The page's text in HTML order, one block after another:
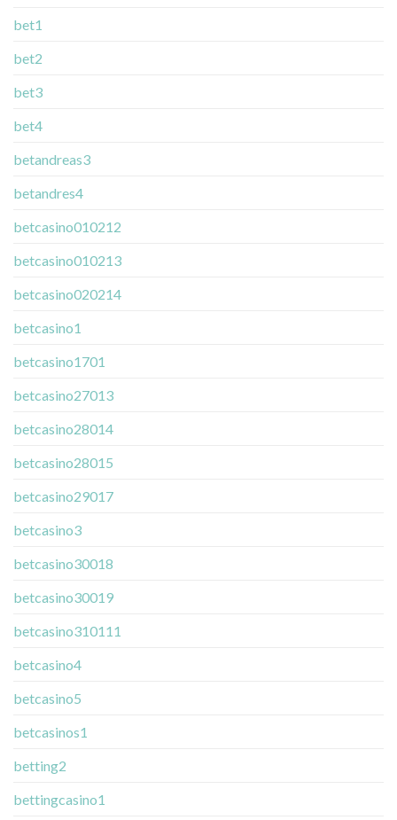
bet1
bet2
bet3
bet4
betandreas3
betandres4
betcasino010212
betcasino010213
betcasino020214
betcasino1
betcasino1701
betcasino27013
betcasino28014
betcasino28015
betcasino29017
betcasino3
betcasino30018
betcasino30019
betcasino310111
betcasino4
betcasino5
betcasinos1
betting2
bettingcasino1